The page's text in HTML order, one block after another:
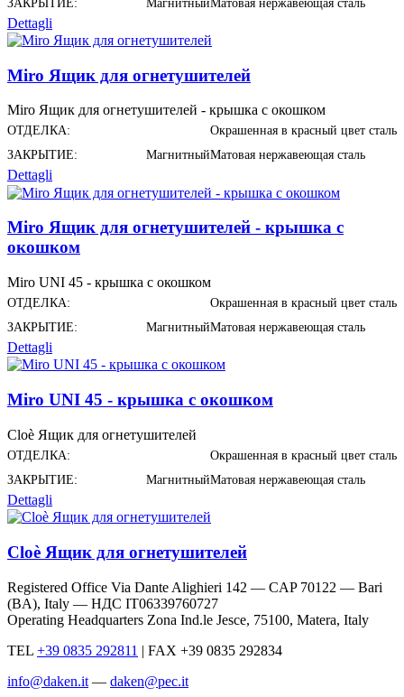
Матовая нержавеющая сталь
ЗАКРЫТИЕ: Магнитный
Dettagli
Miro Ящик для огнетушителей
Miro Ящик для огнетушителей - крышка с окошком
ОТДЕЛКА:
Окрашенная в красный цвет сталь
Матовая нержавеющая сталь
ЗАКРЫТИЕ: Магнитный
Dettagli
Miro Ящик для огнетушителей - крышка с
окошком
Miro UNI 45 - крышка с окошком
ОТДЕЛКА:
Окрашенная в красный цвет сталь
Матовая нержавеющая сталь
ЗАКРЫТИЕ: Магнитный
Dettagli
Miro UNI 45 - крышка с окошком
Cloè Ящик для огнетушителей
ОТДЕЛКА:
Окрашенная в красный цвет сталь
Матовая нержавеющая сталь
ЗАКРЫТИЕ: Магнитный
Dettagli
Cloè Ящик для огнетушителей
Registered Office Via Dante Alighieri 142 — CAP 70122 — Bari
(BA), Italy — НДС IT06339760727
Operating Headquarters Zona Ind.le Jesce, 75100, Matera, Italy
TEL +39 0835 292811 | FAX +39 0835 292834
info@daken.it — daken@pec.it